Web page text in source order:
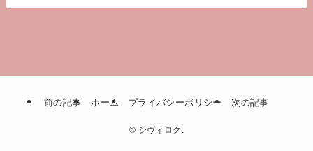
前の記事 ホーム プライバシーポリシー 次の記事
© シヴィログ.